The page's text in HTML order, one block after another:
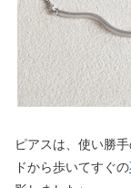
ピアスは、使い勝
ドから歩いてすぐの